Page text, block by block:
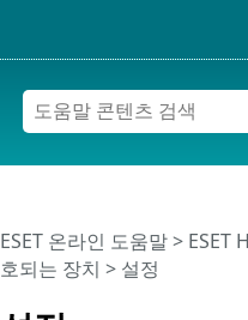
ESET 온라인 도움말> ESET
호되는 장치 > 설정